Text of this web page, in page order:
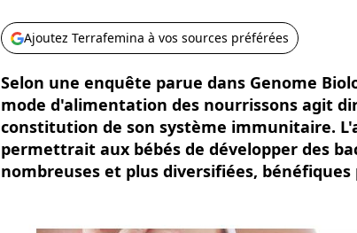
Ajoutez Terrafemina à vos sources préférées
Selon une enquête parue dans Genome
mode d'alimentation des nourrissons agit
constitution de son système immunitaire.
permettrait aux bébés de développer des
nombreuses et plus diversifiées,